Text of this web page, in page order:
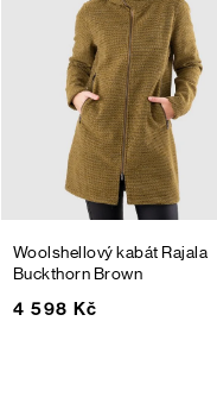
Woolshellový kabát Rajala
Buckthorn Brown
4 598 Kč